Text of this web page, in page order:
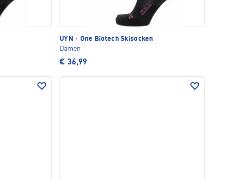
UYN · One Biotech Skisocken
Damen
€ 36,99